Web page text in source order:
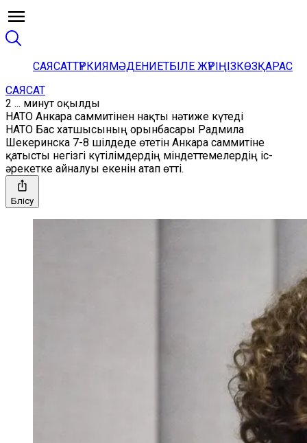
САЯСАТТҮРКИЯМӘДЕНИЕТБІЛЕ ЖҮРІҢІЗКӨЗҚАРАС
САЯСАТ
2 ... минут оқылды
НАТО Анкара саммитінен нақты нәтиже күтеді
НАТО Бас хатшысының орынбасары Радмила
Шекеринска 7-8 шілдеде өтетін Анкара саммитіне
қатысты негізгі күтілімдердің міндеттемелердің іс-
әрекетке айналуы екенін атап өтті.
Бөлісу